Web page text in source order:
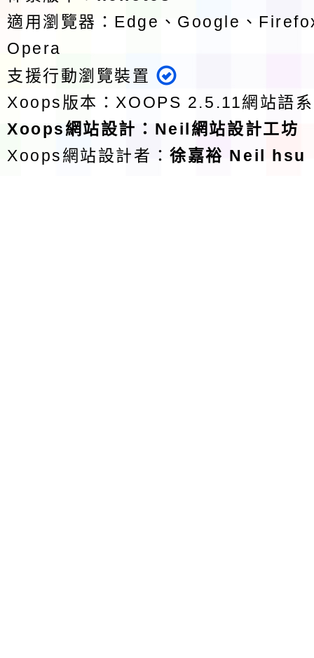
適用瀏覽器：Edge、Google、
Opera
支援行動瀏覽裝置
Xoops版本： XOOPS 2.5.11網站語
Xoops網站設計 ： Neil網站設計工坊
Xoops網站設計者：徐嘉裕 Neil hsu